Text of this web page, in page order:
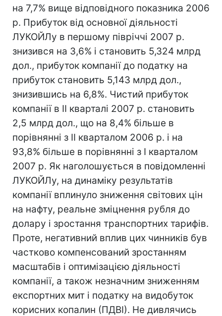
на 7,7% вище відповідного показника 2006
р. Прибуток від основної діяльності
ЛУКОЙЛу в першому півріччі 2007 р.
знизився на 3,6% і становить 5,324 млрд
дол., прибуток компанії до податку на
прибуток становить 5,143 млрд дол.,
знизившись на 6,8%. Чистий прибуток
компанії в II кварталі 2007 р. становить
2,5 млрд дол., що на 8,4% більше в
порівнянні з II кварталом 2006 р. і на
93,8% більше в порівнянні з I кварталом
2007 р. Як наголошується в повідомленні
ЛУКОЙЛу, на динаміку результатів
компанії вплинуло зниження світових цін
на нафту, реальне зміцнення рубля до
долару і зростання транспортних тарифів.
Проте, негативний вплив цих чинників був
частково компенсований зростанням
масштабів і оптимізацією діяльності
компанії, а також незначним зниженням
експортних мит і податку на видобуток
корисних копалин (ПДВІ). Не дивлячись